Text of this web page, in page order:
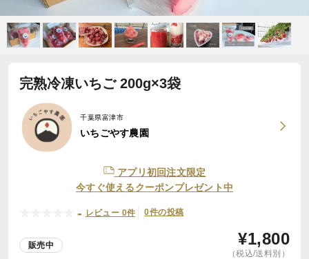
完熟冷凍いちご 200g×3袋
千葉県富津市
いちごやす農園
アプリ初回注文限定
今すぐ使えるクーポンプレゼント中
- レビュー 0件 0件の投稿
販売中 ¥1,800
（税込/送料別）